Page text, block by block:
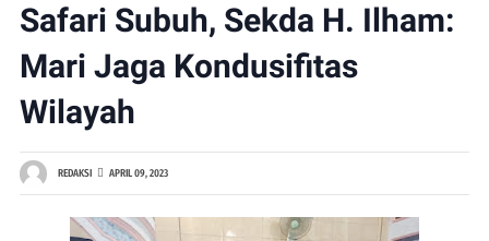
Safari Subuh, Sekda H. Ilham:
Mari Jaga Kondusifitas
Wilayah
REDAKSI APRIL 09, 2023